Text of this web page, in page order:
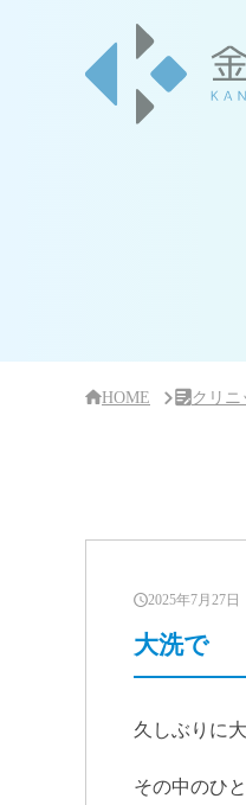
HOME クリ
2025年7月27日
大洗で
久しぶりに
その中のひ